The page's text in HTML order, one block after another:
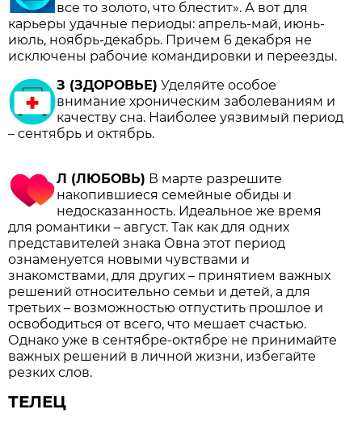
все то золото, что блестит». А вот для
карьеры удачные периоды: апрель-май, июнь-
июль, ноябрь-декабрь. Причем 6 декабря не
исключены рабочие командировки и переезды.
З (ЗДОРОВЬЕ) Уделяйте особое
внимание хроническим заболеваниям и
качеству сна. Наиболее уязвимый период
– сентябрь и октябрь.
Л (ЛЮБОВЬ) В марте разрешите
накопившиеся семейные обиды и
недосказанность. Идеальное же время
для романтики – август. Так как для одних
представителей знака Овна этот период
ознаменуется новыми чувствами и
знакомствами, для других – принятием важных
решений относительно семьи и детей, а для
третьих – возможностью отпустить прошлое и
освободиться от всего, что мешает счастью.
Однако уже в сентябре-октябре не принимайте
важных решений в личной жизни, избегайте
резких слов.
ТЕЛЕЦ